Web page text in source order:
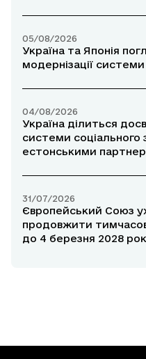
05/08/2026
Україна та Японія
модернізації
04/08/2026
Україна ділиться
системи соціального
естонськими
31/07/2026
Європейський Союз
продовжити
до 4 березня 2028